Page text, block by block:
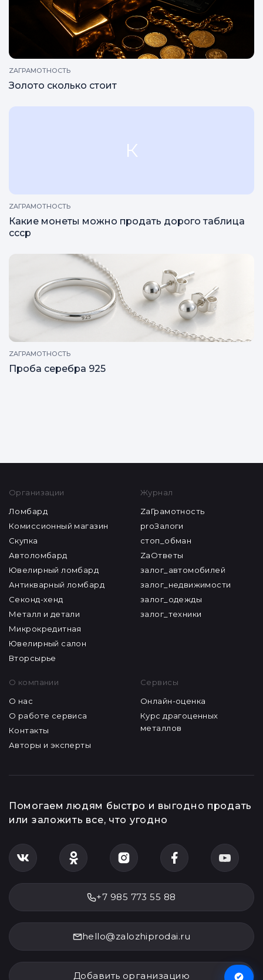
ZAГРАМОТНОСТЬ
Золото сколько стоит
К
ZAГРАМОТНОСТЬ
Какие монеты можно продать дорого таблица
ссср
ZAГРАМОТНОСТЬ
Проба серебра 925
Организации
Ломбард
Комиссионный магазин
Скупка
Автоломбард
Ювелирный ломбард
Антикварный ломбард
Секонд-хенд
Металл и детали
Микрокредитная
Ювелирный салон
Вторсырье
Журнал
ZaГрамотность
proЗалоги
стоп_обман
ZaОтветы
залог_автомобилей
залог_недвижимости
залог_одежды
залог_техники
О компании
О нас
О работе сервиса
Контакты
Авторы и эксперты
Сервисы
Онлайн-оценка
Курс драгоценных
металлов
Помогаем людям быстро и выгодно продать
или заложить все, что угодно
+7 985 773 55 88
hello@zalozhiprodai.ru
Добавить организацию